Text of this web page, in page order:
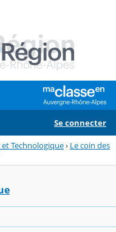
Se connecter
et Technologique› Le coin des